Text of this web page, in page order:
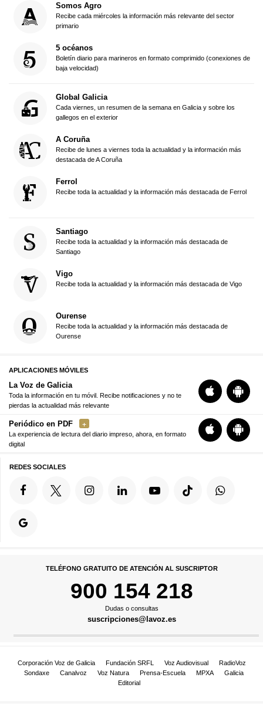
Somos Agro
Recibe cada miércoles la información más relevante del sector
primario
5 océanos
Boletín diario para marineros en formato comprimido (conexiones de
baja velocidad)
Global Galicia
Cada viernes, un resumen de la semana en Galicia y sobre los
gallegos en el exterior
A Coruña
Recibe de lunes a viernes toda la actualidad y la información más
destacada de A Coruña
Ferrol
Recibe toda la actualidad y la información más destacada de Ferrol
Santiago
Recibe toda la actualidad y la información más destacada de
Santiago
Vigo
Recibe toda la actualidad y la información más destacada de Vigo
Ourense
Recibe toda la actualidad y la información más destacada de
Ourense
APLICACIONES MÓVILES
La Voz de Galicia
Toda la información en tu móvil. Recibe notificaciones y no te
pierdas la actualidad más relevante
Periódico en PDF
La experiencia de lectura del diario impreso, ahora, en formato
digital
REDES SOCIALES
TELÉFONO GRATUITO DE ATENCIÓN AL SUSCRIPTOR
900 154 218
Dudas o consultas
suscripciones@lavoz.es
Corporación Voz de Galicia Fundación SRFL Voz Audiovisual
RadioVoz
Sondaxe
Canalvoz Voz Natura Prensa-Escuela MPXA
Galicia
Editorial